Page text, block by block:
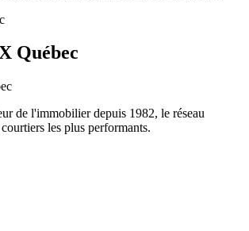
Québec
de l'immobilier depuis 1982, le réseau
les plus performants.